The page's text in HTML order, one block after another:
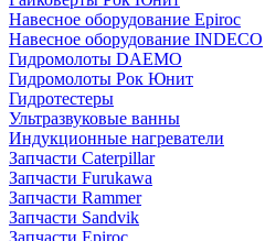
Навесное оборудование Epiroc
Навесное оборудование INDECO
Гидромолоты DAEMO
Гидромолоты Рок Юнит
Гидротестеры
Ультразвуковые ванны
Индукционные нагреватели
Запчасти Caterpillar
Запчасти Furukawa
Запчасти Rammer
Запчасти Sandvik
Запчасти Epiroc